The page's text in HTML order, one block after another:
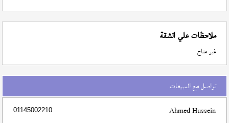
ملاحظات علي الشقة
غير متاح
تواصل مع المبيعات
Ahmed Hussein
01145002210